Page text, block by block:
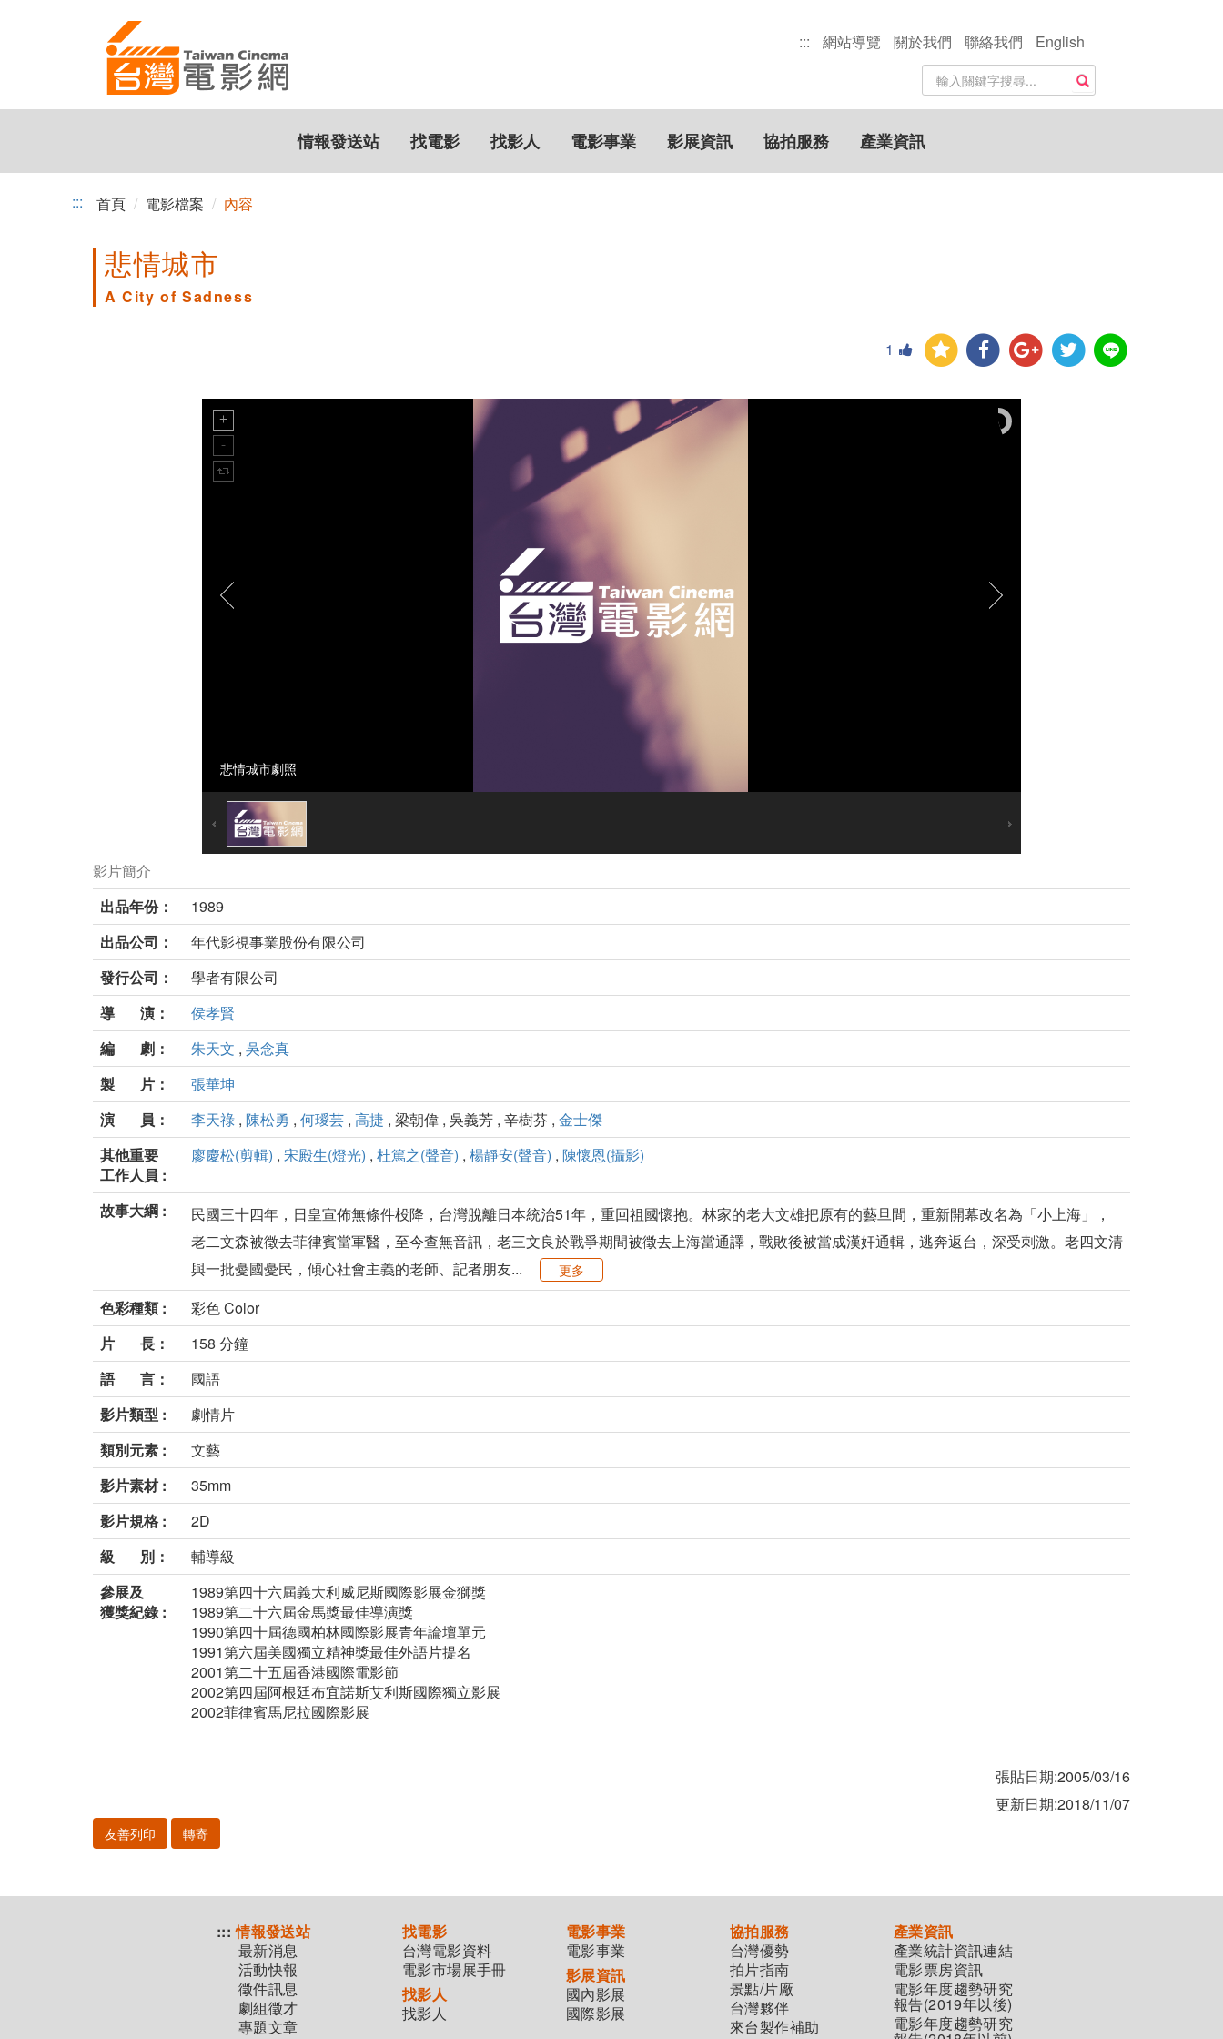
::: 網站導覽 關於我們 聯絡我們
English
站
內
搜
尋
關
鍵
搜尋
情報發送站 找電影 找影人 電影事業 影展資訊 協拍服務 產業資訊
::: 首頁 電影檔案 內容
悲情城市
A City of Sadness
1
悲情城市劇照
影片簡介
出品年份：
1989
出品公司：
年代影視事業股份有限公司
發行公司：
學者有限公司
導 演：
侯孝賢
編 劇：
朱天文 , 吳念真
製 片：
張華坤
演 員：
李天祿 , 陳松勇 , 何璦芸 , 高捷 , 梁朝偉 , 吳義芳 , 辛樹芬 , 金士傑
其他重要
工作人員 :
廖慶松(剪輯) , 宋殿生(燈光) , 杜篤之(聲音) , 楊靜安(聲音) , 陳懷恩(攝影)
故事大綱 :
民國三十四年，日皇宣佈無條件杸降，台灣脫離日本統治51年，重回祖國懷抱。林家的老大文雄把原有的藝旦間，重新開幕改名為「小上海」，
老二文森被徵去菲律賓當軍醫，至今查無音訊，老三文良於戰爭期間被徵去上海當通譯，戰敗後被當成漢奸通輯，逃奔返台，深受刺激。老四文清
與一批憂國憂民，傾心社會主義的老師、記者朋友...
更多
色彩種類 :
彩色 Color
片 長：
158 分鐘
語 言：
國語
影片類型 :
劇情片
類別元素 :
文藝
影片素材 :
35mm
影片規格 :
2D
級 別：
輔導級
參展及
獲獎紀錄 :
1989第四十六屆義大利威尼斯國際影展金獅獎
1989第二十六屆金馬獎最佳導演獎
1990第四十屆德國柏林國際影展青年論壇單元
1991第六屆美國獨立精神獎最佳外語片提名
2001第二十五屆香港國際電影節
2002第四屆阿根廷布宜諾斯艾利斯國際獨立影展
2002菲律賓馬尼拉國際影展
張貼日期:2005/03/16
更新日期:2018/11/07
友善列印 轉寄
::: 情報發送站
最新消息
活動快報
徵件訊息
劇組徵才
專題文章
找電影
台灣電影資料
電影市場展手冊
找影人
找影人
電影事業
電影事業
影展資訊
國內影展
國際影展
協拍服務
台灣優勢
拍片指南
景點/片廠
台灣夥伴
來台製作補助
產業資訊
產業統計資訊連結
電影票房資訊
電影年度趨勢研究
報告(2019年以後)
電影年度趨勢研究